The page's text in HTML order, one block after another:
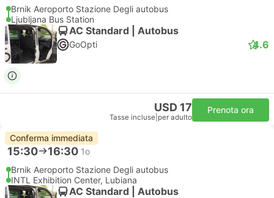
Brnik Aeroporto Stazione Degli autobus
Ljubljana Bus Station
AC Standard | Autobus
GoOpti 4.6
USD 17
Tasse incluse per adulto
Prenota ora
Conferma immediata
15:30 16:30 1o
Brnik Aeroporto Stazione Degli autobus
INTL Exhibition Center, Lubiana
AC Standard | Autobus